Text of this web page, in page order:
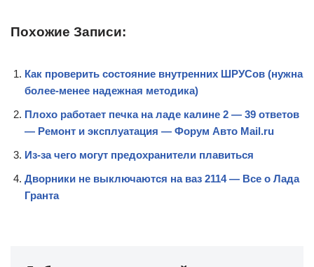
Похожие Записи:
Как проверить состояние внутренних ШРУСов (нужна
более-менее надежная методика)
Плохо работает печка на ладе калине 2 — 39 ответов
— Ремонт и эксплуатация — Форум Авто Mail.ru
Из-за чего могут предохранители плавиться
Дворники не выключаются на ваз 2114 — Все о Лада
Гранта